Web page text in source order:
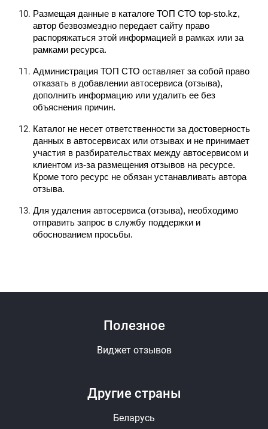
Размещая данные в каталоге ТОП СТО top-sto.kz,
автор безвозмездно передает сайту право
распоряжаться этой информацией в рамках или за
рамками ресурса.
Администрация ТОП СТО оставляет за собой право
отказать в добавлении автосервиса (отзыва),
дополнить информацию или удалить ее без
объяснения причин.
Каталог не несет ответственности за достоверность
данных в автосервисах или отзывах и не принимает
участия в разбирательствах между автосервисом и
клиентом из-за размещения отзывов на ресурсе.
Кроме того ресурс не обязан устанавливать автора
отзыва.
Для удаления автосервиса (отзыва), необходимо
отправить запрос в службу поддержки и
обоснованием просьбы.
Другие страны
Беларусь
Полезное
Виджет отзывов